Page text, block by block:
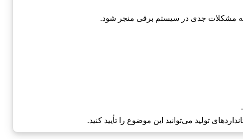
به مشکلات جدی در سیستم برقی منجر شود.
تولید می‌توانید این موضوع را تأیید کنید.